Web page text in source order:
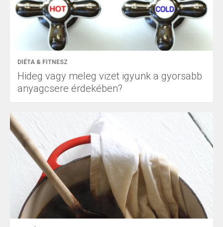
DIÉTA & FITNESZ
Hideg vagy meleg vizet igyunk a gyorsabb
anyagcsere érdekében?